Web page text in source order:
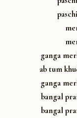
ganga
ab tum
ganga
bangal
bangal